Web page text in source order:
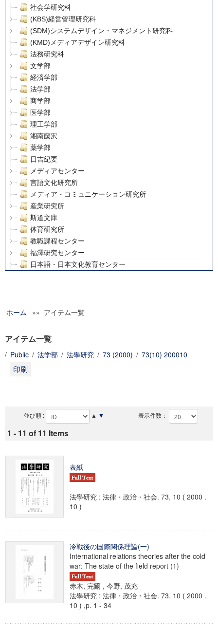
社会学研究科
(KBS)経営管理研究科
(SDM)システムデザイン・マネジメント研究科
(KMD)メディアデザイン研究科
法務研究科
文学部
経済学部
法学部
商学部
医学部
理工学部
湘南藤沢
薬学部
日吉紀要
メディアセンター
言語文化研究所
メディア・コミュニケーション研究所
産業研究所
斯道文庫
体育研究所
教職課程センター
福澤研究センター
日本語・日本文化教育センター
グローバルリサーチインスティテュート
科学研究費補助金研究成果報告書
慶應義塾大学グローバルCOEプログラム市民社会ガバナンス
ホーム »» アイテム一覧
アイテム一覧
/ Public / 法学部 / 法學研究 / 73 (2000) / 73(10) 200010
並び順 : ▲ ▼ 表示件数：
1 - 11 of 11 Items
表紙
法學研究 : 法律・政治・社会. 73, 10 ( 2000 .
10 )
冷戦後の国際関係理論(一)
International relations theories after the cold
war: The state of the field report (1)
赤木, 完爾 , 今野, 茂充
法學研究 : 法律・政治・社会. 73, 10 ( 2000 .
10 ) ,p. 1 - 34